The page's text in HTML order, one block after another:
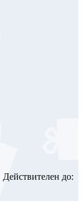
Действителен до: